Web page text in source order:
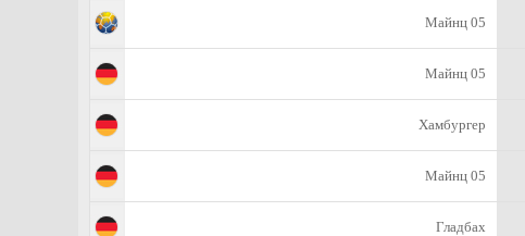
Майнц 05
Майнц 05
Хамбургер
Майнц 05
Гладбах